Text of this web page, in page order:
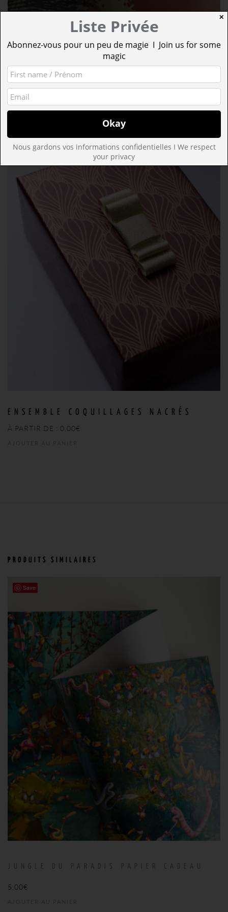
PLONGÉE EN EAUX PROFONDES –
CORAIL – PAPIER CADEAU
7,00€
AJOUTER AU PANIER
Save
ENSEMBLE COQUILLAGES NACRÉS
À PARTIR DE : 0,00€
AJOUTER AU PANIER
PRODUITS SIMILAIRES
Save
5,00€
AJOUTER AU PANIER
✕
Liste Privée
Abonnez-vous pour un peu de magie I Join us for some
magic
Nous gardons vos informations confidentielles I We respect
your privacy